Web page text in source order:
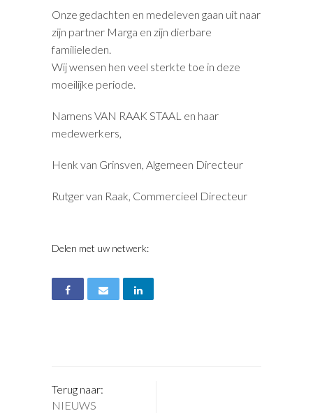
Onze gedachten en medeleven gaan uit naar
zijn partner Marga en zijn dierbare
familieleden.
Wij wensen hen veel sterkte toe in deze
moeilijke periode.
Namens VAN RAAK STAAL en haar
medewerkers,
Henk van Grinsven, Algemeen Directeur
Rutger van Raak, Commercieel Directeur
Delen met uw netwerk:
Terug naar:
NIEUWS